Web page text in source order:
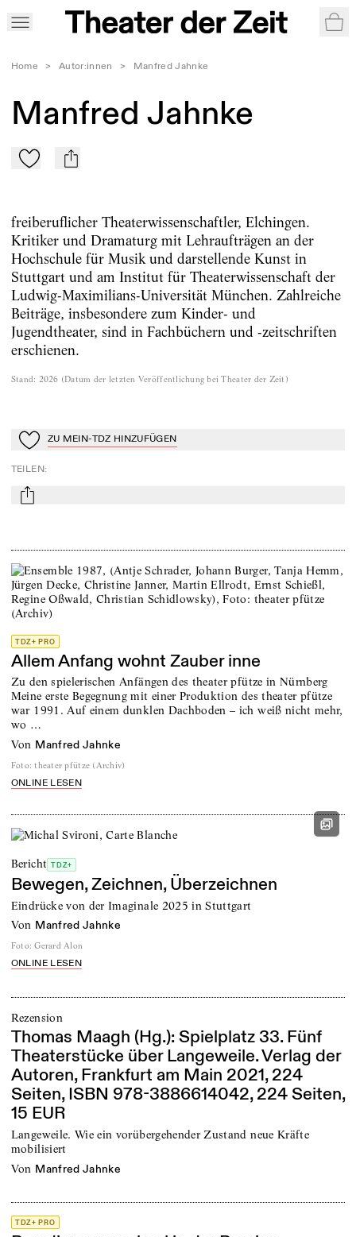
Home > Autor:innen > Manfred Jahnke
Manfred Jahnke
Zu Mein-TdZ hinzufügen
mail
freiberuflicher Theaterwissenschaftler, Elchingen.
Kritiker und Dramaturg mit Lehraufträgen an der
Hochschule für Musik und darstellende Kunst in
Stuttgart und am Institut für Theaterwissenschaft der
Ludwig-Maximilians-Universität München. Zahlreiche
Beiträge, insbesondere zum Kinder- und
Jugendtheater, sind in Fachbüchern und -zeitschriften
erschienen.
Stand: 2026 (Datum der letzten Veröffentlichung bei Theater der Zeit )
Zu Mein-TdZ hinzufügen
ZU MEIN-TDZ HINZUFÜGEN
TEILEN:
mail
TDZ+ PRO
Allem Anfang wohnt Zauber inne
Zu den spielerischen Anfängen des theater pfütze in Nürnberg
Meine erste Begegnung mit einer Produktion des theater pfütze
war 1991. Auf einem dunklen Dachboden – ich weiß nicht mehr,
wo …
von Manfred Jahnke
Foto: theater pfütze (Archiv)
ONLINE LESEN
Bericht TDZ+
Bewegen, Zeichnen, Überzeichnen
Eindrücke von der Imaginale 2025 in Stuttgart
von Manfred Jahnke
Foto: Gerard Alon
ONLINE LESEN
Rezension
Thomas Maagh (Hg.): Spielplatz 33. Fünf
Theaterstücke über Langeweile. Verlag der
Autoren, Frankfurt am Main 2021, 224
Seiten, ISBN 978-3886614042, 224 Seiten,
15 EUR
Langeweile. Wie ein vorübergehender Zustand neue Kräfte
mobilisiert
von Manfred Jahnke
TDZ+ PRO